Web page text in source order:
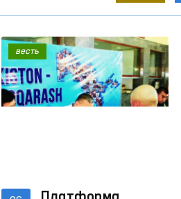
весть